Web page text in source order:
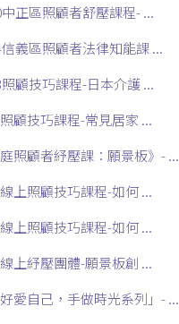
正區照顧者舒壓課程- ...
義區照顧者法律知能課 ...
顧技巧課程-日本介護 ...
顧技巧課程-常見居家 ...
庭照顧者紓壓課：願景板》- ...
上照顧技巧課程-如何 ...
上照顧技巧課程-如何 ...
上紓壓團體-願景板創 ...
好愛自己，手做時光系列」- ...